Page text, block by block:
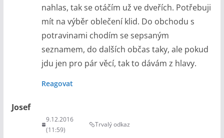
nahlas, tak se otáčím už ve dveřích. Potřebuji
mít na výběr oblečení klid. Do obchodu s
potravinami chodím se sepsaným
seznamem, do dalších občas taky, ale pokud
jdu jen pro pár věcí, tak to dávám z hlavy.
Reagovat
Josef
9.12.2016
(11:59)
Trvalý odkaz